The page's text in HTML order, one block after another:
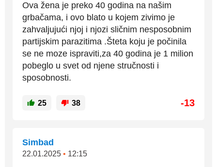
Ova žena je preko 40 godina na našim
grbačama, i ovo blato u kojem zivimo je
zahvaljujući njoj i njozi sličnim nesposobnim
partijskim parazitima .Šteta koju je počinila
se ne moze ispraviti,za 40 godina je 1 milion
pobeglo u svet od njene stručnosti i
sposobnosti.
25 38 -13
Simbad
22.01.2025 • 12:15